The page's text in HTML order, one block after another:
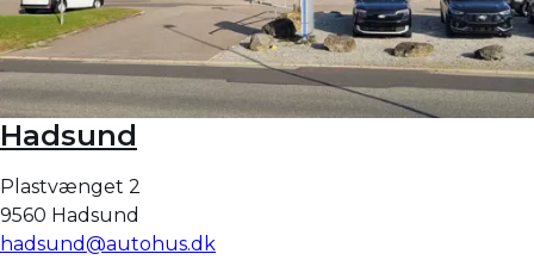
Hadsund
Plastvænget 2
9560 Hadsund
hadsund@autohus.dk